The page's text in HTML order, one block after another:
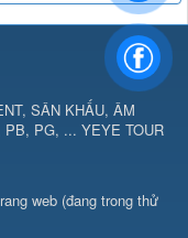
SÂN KHẤU, ÂM
PG, ... YEYE TOUR
web (đang trong thử